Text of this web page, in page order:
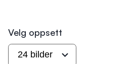
Velg oppsett